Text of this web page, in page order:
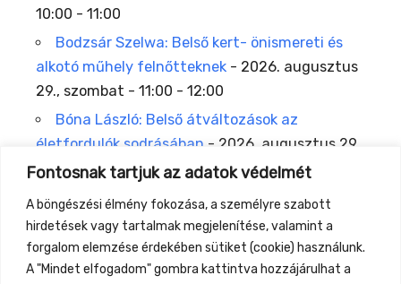
Fontosnak tartjuk az adatok védelmét
A böngészési élmény fokozása, a személyre szabott
hirdetések vagy tartalmak megjelenítése, valamint a
forgalom elemzése érdekében sütiket (cookie) használunk.
A "Mindet elfogadom" gombra kattintva hozzájárulhat a
10:00 - 11:00
Bodzsár Szelwa: Belső kert- önismereti és
alkotó műhely felnőtteknek - 2026. augusztus
29., szombat - 11:00 - 12:00
Bóna László: Belső átváltozások az
életfordulók sodrásában - 2026. augusztus 29.,
szombat - 15:00 - 16:00
Varga Sára, Erlauer Balázs: Hang-oldó-dó
műhely – szabad hangadós tér felnőtteknek
2026. augusztus 30., vasárnap - 10:00 - 11:00